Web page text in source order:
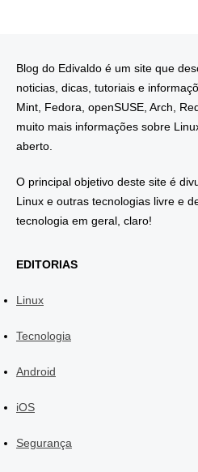
Blog do Edivaldo é um site que
noticias, dicas, tutoriais e
Mint, Fedora, openSUSE, Arch,
muito mais informações sobre
aberto.
O principal objetivo deste site é
Linux e outras tecnologias livre e
tecnologia em geral, claro!
EDITORIAS
Linux
Tecnologia
Android
iOS
Segurança